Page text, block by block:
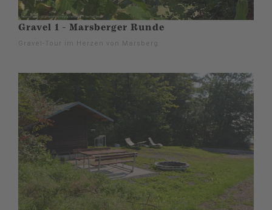
Gravel 1 - Marsberger Runde
Gravel-Tour im Herzen von Marsberg